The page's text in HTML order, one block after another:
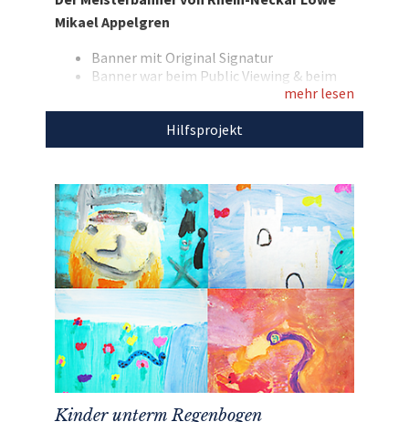
Unterschrift des jeweiligen Löwen-Spielers bzw.
–Offiziellen veredelt. Bieten Sie mit und sichern
Sie sich hier den Banner von Mikael Appelgren!
Entdecken Sie bei uns auch weitere
einzigartige Auktionenfür den guten Zweck!
Mikael Appelgren
Banner mit Original Signatur
Banner war beim Public Viewing & beim
offiziellen Meisterempfang der Stadt
Mannheim im Einsatz
Größe: 4,00 m x 1,50 m
Überlebensgröße: Banner Mikael Appelgren“
leiten wir direkt, ohne Abzug von Kosten,
anKinder unterm Regenbogen weiter.
mehr lesen
Hilfsprojekt
Kinder unterm Regenbogen